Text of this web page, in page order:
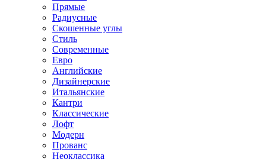
Прямые
Радиусные
Скошенные углы
Стиль
Современные
Евро
Английские
Дизайнерские
Итальянские
Кантри
Классические
Лофт
Модерн
Прованс
Неоклассика